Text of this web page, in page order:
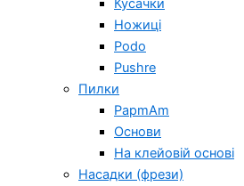
Кусачки
Ножиці
Podo
Pushre
Пилки
PapmAm
Основи
На клейовій основі
Насадки (фрези)